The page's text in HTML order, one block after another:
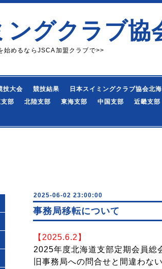
ングクラブ協
始めるならJSCA加盟クラブで>>
技大会 競技結果 日本スイミングクラブ協会北
部 北陸支部 東海支部 中国支部 近畿支部
2025-06-02 23:00:00
事務局移転について
【2025.6.2】
2025年度北海道支部定期会員総
旧事務局への問合せと間違わな